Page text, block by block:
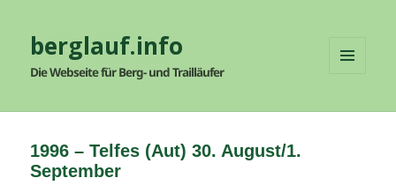
berglauf.info
Die Webseite für Berg- und Trailläufer
WIDGETS
1996 – Telfes (Aut) 30. August/1.
September